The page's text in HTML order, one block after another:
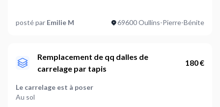
Unis
Quel est l'état du sol / mur ?
Où en êtes-vous dans votre projet ?
10
Faut-il retirer un revêtement existant ?
A définir
posté par Emilie M 69600 Oullins-Pierre-Bénite
Remplacement de qq dalles de
carrelage par tapis
180 €
Le carrelage est à poser
Au sol